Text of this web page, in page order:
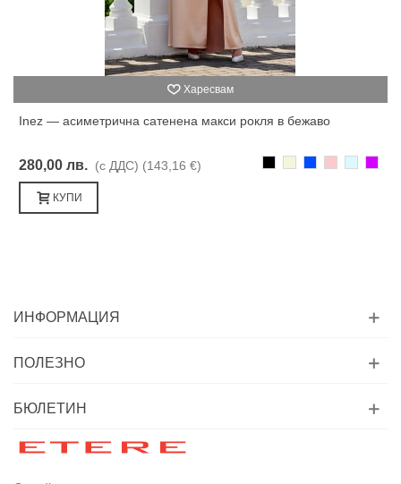
Харесвам
Inez — асиметрична сатенена макси рокля в бежаво
280,00 лв. (с ДДС) (143,16 €)
КУПИ
ИНФОРМАЦИЯ
ПОЛЕЗНО
БЮЛЕТИН